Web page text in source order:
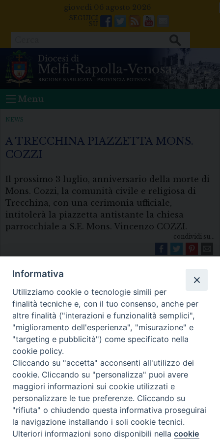
giovedì 06 agosto 2026
Facebook
Twitter
FeedsYoutube
Mail
Menu
NEWS
A TRECCHINA PIAZZETTA MONS.
COZZI
Il prossimo 3 luglio, anniversario della morte di
Mons. Cozzi, la comunità civile e religiosa di
Trecchina, con una cerimonia ufficiale,
intitolerà la piazzetta antistante la chiesa
parrocchiale a S.E. Mons. Vincenzo COZZI.
condividi su...
Diocesi di Melfi Rapolla Venosa
• Largo Duomo, 12 - 85025 MELFI (PZ) •
Tel. 0972238604
PEC ufficiale della Diocesi:
diocesi.melfi_rapolla_venosa@legalmail.it
Preferenze Cookie
Informativa
Utilizziamo cookie o tecnologie simili per
finalità tecniche e, con il tuo consenso, anche per
altre finalità ("interazioni e funzionalità semplici",
"miglioramento dell'esperienza", "misurazione" e
"targeting e pubblicità") come specificato nella
cookie policy.
Cliccando su "accetta" acconsenti all'utilizzo dei
cookie. Cliccando su "personalizza" puoi avere
maggiori informazioni sui cookie utilizzati e
personalizzare le tue preferenze. Cliccando su
"rifiuta" o chiudendo questa informativa proseguirai
la navigazione installando i soli cookie tecnici.
Ulteriori informazioni sono disponibili nellacookie